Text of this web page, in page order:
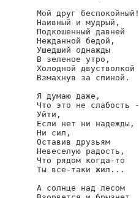
Мой друг беспокойный!
Наивный и мудрый,
Подкошенный давней
Нежданной бедой,
Ушедший однажды
В зеленое утро,
Холодной двустволкой
Взмахнув за спиной.
Я думаю даже,
Что это не слабость -
Уйти,
Если нет ни надежды,
Ни сил,
Оставив друзьям
Невеселую радость,
Что рядом когда-то
Ты все-таки жил...
А солнце над лесом